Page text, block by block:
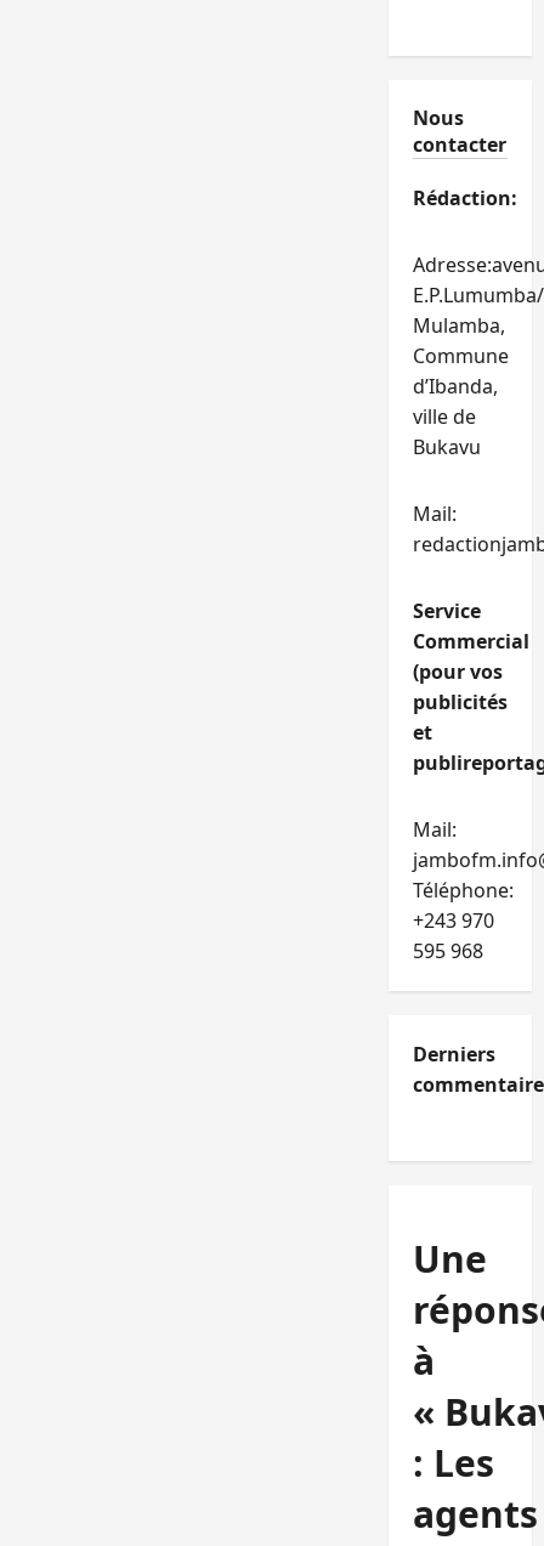
Nous
contacter
Rédaction:
Mulamba,
Commune
d’Ibanda,
ville de
Bukavu
Mail:
Service
Commercial
(pour vos
publicités
et
Mail:
Téléphone:
+243 970
595 968
Derniers
Une
à
«
: Les
agents